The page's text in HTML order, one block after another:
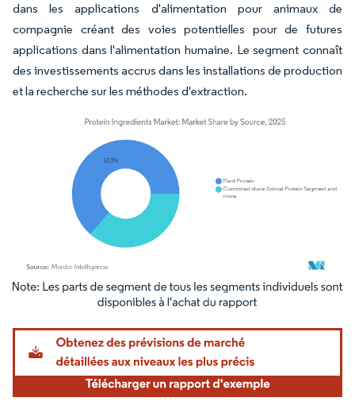
dans les applications d'alimentation pour animaux de
compagnie créant des voies potentielles pour de futures
applications dans l'alimentation humaine. Le segment connaît
des investissements accrus dans les installations de production
et la recherche sur les méthodes d'extraction.
Image © Mordor Intelligence. La réutilisation nécessite une attribution sous CC BY